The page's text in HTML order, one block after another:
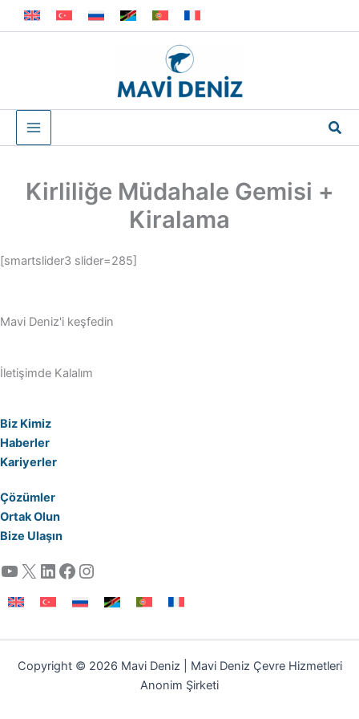
İçeriğe
atla
Kirliliğe Müdahale Gemisi +
Kiralama
[smartslider3 slider=285]
Mavi Deniz'i keşfedin
İletişimde Kalalım
Biz Kimiz
Haberler
Kariyerler
Çözümler
Ortak Olun
Bize Ulaşın
YouTube X LinkedIn Facebook Instagram
Copyright © 2026 Mavi Deniz | Mavi Deniz Çevre Hizmetleri
Anonim Şirketi